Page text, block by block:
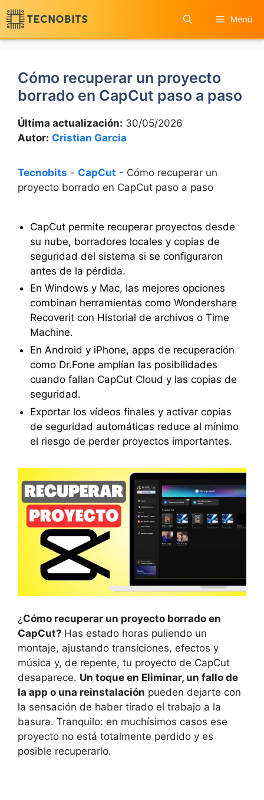
Saltar
al
contenido
Menú
Cómo recuperar un proyecto
borrado en CapCut paso a paso
Última actualización: 30/05/2026
Autor: Cristian Garcia
Tecnobits - CapCut - Cómo recuperar un
proyecto borrado en CapCut paso a paso
CapCut permite recuperar proyectos desde
su nube, borradores locales y copias de
seguridad del sistema si se configuraron
antes de la pérdida.
En Windows y Mac, las mejores opciones
combinan herramientas como Wondershare
Recoverit con Historial de archivos o Time
Machine.
En Android y iPhone, apps de recuperación
como Dr.Fone amplían las posibilidades
cuando fallan CapCut Cloud y las copias de
seguridad.
Exportar los vídeos finales y activar copias
de seguridad automáticas reduce al mínimo
el riesgo de perder proyectos importantes.
¿ Cómo recuperar un proyecto borrado en
CapCut? Has estado horas puliendo un
montaje, ajustando transiciones, efectos y
música y, de repente, tu proyecto de CapCut
desaparece. Un toque en Eliminar, un fallo de
la app o una reinstalación pueden dejarte con
la sensación de haber tirado el trabajo a la
basura. Tranquilo: en muchísimos casos ese
proyecto no está totalmente perdido y es
posible recuperarlo.